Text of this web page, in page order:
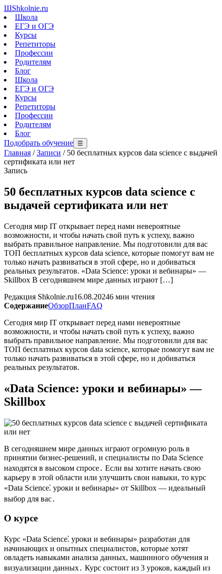
ШShkolnie.ru
Школа
ЕГЭ и ОГЭ
Курсы
Репетиторы
Профессии
Родителям
Блог
Школа
ЕГЭ и ОГЭ
Курсы
Репетиторы
Профессии
Родителям
Блог
Подобрать обучение ☰
Главная /Записи / 50 бесплатных курсов data science с выдачей
сертификата или нет
Запись
50 бесплатных курсов data science с
выдачей сертификата или нет
Сегодня мир IT открывает перед нами невероятные
возможности, и чтобы начать свой путь к успеху, важно
выбрать правильное направление. Мы подготовили для вас
ТОП бесплатных курсов data science, которые помогут вам не
только начать развиваться в этой сфере, но и добиваться
реальных результатов. «Data Science: уроки и вебинары» —
Skillbox В сегодняшнем мире данных играют […]
Редакция Shkolnie.ru16.08.20246 мин чтения
СодержаниеОбзорПланFAQ
Сегодня мир IT открывает перед нами невероятные
возможности, и чтобы начать свой путь к успеху, важно
выбрать правильное направление. Мы подготовили для вас
ТОП бесплатных курсов data science, которые помогут вам не
только начать развиваться в этой сфере, но и добиваться
реальных результатов.
«Data Science: уроки и вебинары» —
Skillbox
В сегодняшнем мире данных играют огромную роль в
принятии бизнес-решений, и специалисты по Data Science
находятся в высоком спросе․ Если вы хотите начать свою
карьеру в этой области или улучшить свои навыки, то курс
«Data Science⁚ уроки и вебинары» от Skillbox ― идеальный
выбор для вас․
О курсе
Курс «Data Science⁚ уроки и вебинары» разработан для
начинающих и опытных специалистов, которые хотят
овладеть навыками анализа данных, машинного обучения и
визуализации данных․ Курс состоит из 3 уроков, каждый из